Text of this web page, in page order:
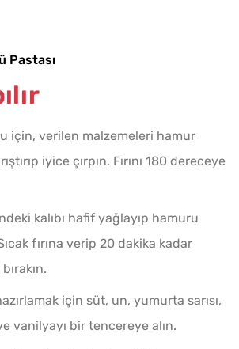
Pastası
için, verilen malzemeleri hamur
iyice çırpın. Fırını 180 dereceye
kalıbı hafif yağlayıp hamuru
fırına verip 20 dakika kadar
için süt, un, yumurta sarısı,
vanilyayı bir tencereye alın.